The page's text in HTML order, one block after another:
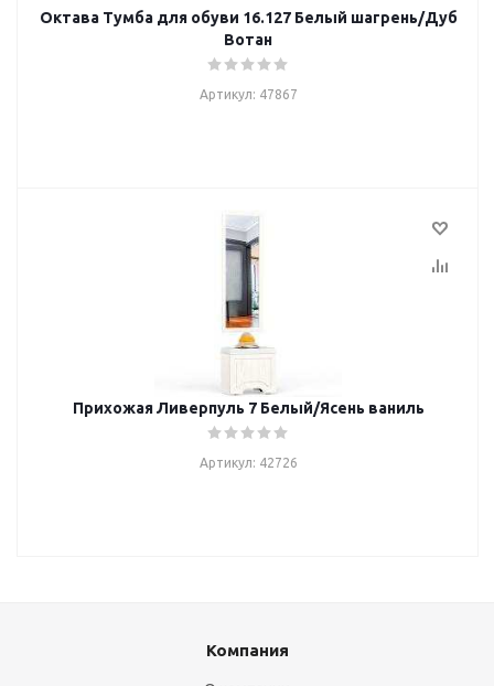
Октава Тумба для обуви 16.127 Белый шагрень/Дуб
Вотан
Артикул: 47867
Прихожая Ливерпуль 7 Белый/Ясень ваниль
Артикул: 42726
Компания